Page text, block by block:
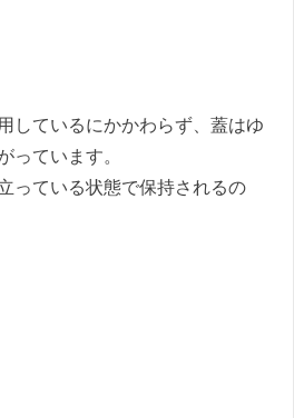
しているにかかわらず、蓋はゆ
っています。
っている状態で保持されるの